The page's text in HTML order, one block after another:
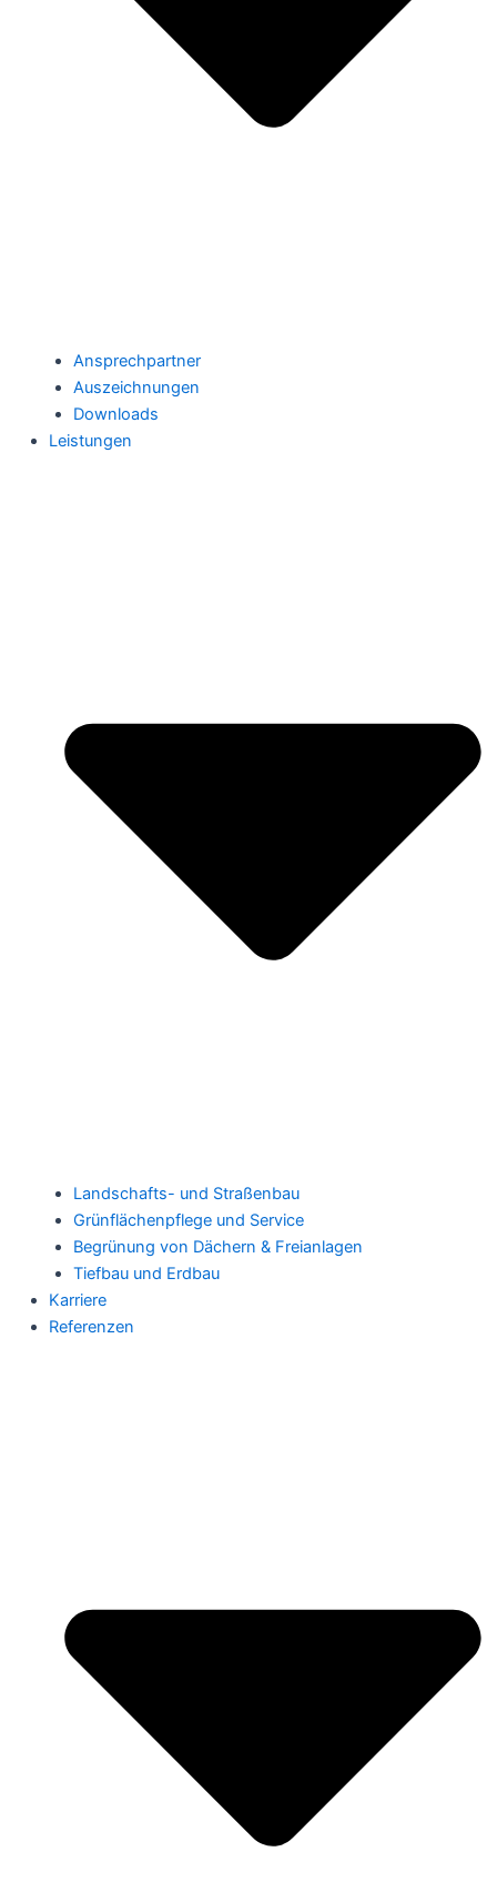
Ansprechpartner
Auszeichnungen
Downloads
Leistungen
Landschafts- und Straßenbau
Grünflächenpflege und Service
Begrünung von Dächern & Freianlagen
Tiefbau und Erdbau
Karriere
Referenzen